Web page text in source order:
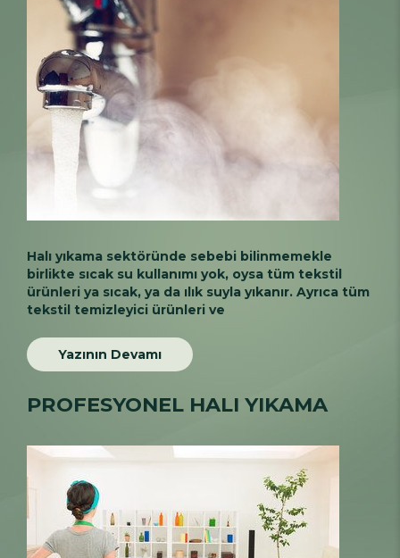
Halı yıkama sektöründe sebebi bilinmemekle
birlikte sıcak su kullanımı yok, oysa tüm tekstil
ürünleri ya sıcak, ya da ılık suyla yıkanır. Ayrıca tüm
tekstil temizleyici ürünleri ve
Yazının Devamı
PROFESYONEL HALI YIKAMA